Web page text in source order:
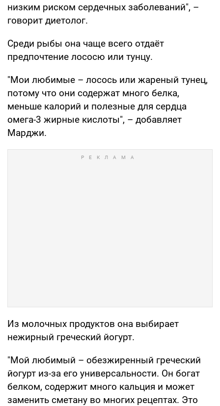
низким риском сердечных заболеваний", –
говорит диетолог.
Среди рыбы она чаще всего отдаёт
предпочтение лососю или тунцу.
"Мои любимые – лосось или жареный тунец,
потому что они содержат много белка,
меньше калорий и полезные для сердца
омега-3 жирные кислоты", – добавляет
Марджи.
Из молочных продуктов она выбирает
нежирный греческий йогурт.
"Мой любимый – обезжиренный греческий
йогурт из-за его универсальности. Он богат
белком, содержит много кальция и может
заменить сметану во многих рецептах. Это